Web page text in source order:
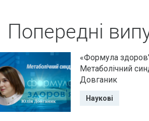
Попередні
«Формула
Метаболічний
Довганик
Наукові